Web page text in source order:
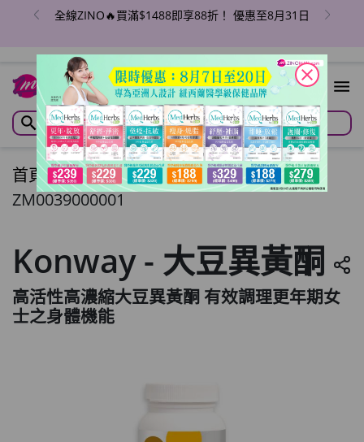
全線ZINO🔥買滿$1488即享88折！ 優惠至8月31日
首頁/Konway - 大豆異黃酮
ZM0039000001
Konway - 大豆異黃酮
高活性高濃縮大豆異黃酮 有效調理更年期女
士之身體機能
close